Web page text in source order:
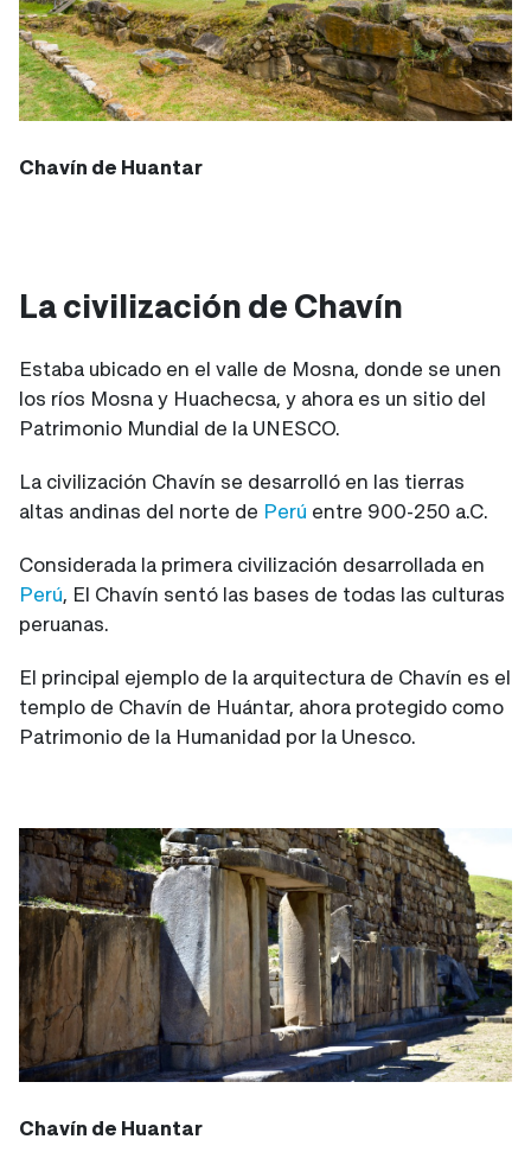
Chavín de Huantar
La civilización de Chavín
Estaba ubicado en el valle de Mosna, donde se unen
los ríos Mosna y Huachecsa, y ahora es un sitio del
Patrimonio Mundial de la UNESCO.
La civilización Chavín se desarrolló en las tierras
altas andinas del norte de Perú entre 900-250 a.C.
Considerada la primera civilización desarrollada en
Perú, El Chavín sentó las bases de todas las culturas
peruanas.
El principal ejemplo de la arquitectura de Chavín es el
templo de Chavín de Huántar, ahora protegido como
Patrimonio de la Humanidad por la Unesco.
Chavín de Huantar